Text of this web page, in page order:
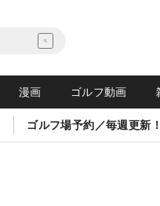
漫画 ゴルフ動画
ゴルフ場予約／毎週更新